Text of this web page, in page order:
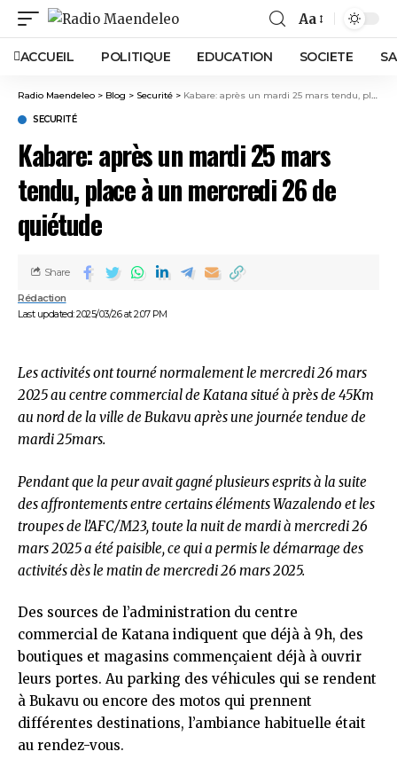
Aa
ACCUEIL POLITIQUE EDUCATION SOCIETE
Radio Maendeleo > Blog > Securité > Kabare: après un mardi 25 mars tendu, place à un mercredi 26 de quiétude
SECURITÉ
Kabare: après un mardi 25 mars
tendu, place à un mercredi 26 de
quiétude
Last updated: 2025/03/26 at 2:07 PM
Rédaction
Share
Les activités ont tourné normalement le mercredi 26 mars
2025 au centre commercial de Katana situé à près de 45Km
au nord de la ville de Bukavu après une journée tendue de
mardi 25mars.
Pendant que la peur avait gagné plusieurs esprits à la suite
des affrontements entre certains éléments Wazalendo et les
troupes de l’AFC/M23, toute la nuit de mardi à mercredi 26
mars 2025 a été paisible, ce qui a permis le démarrage des
activités dès le matin de mercredi 26 mars 2025.
Des sources de l’administration du centre
commercial de Katana indiquent que déjà à 9h, des
boutiques et magasins commençaient déjà à ouvrir
leurs portes. Au parking des véhicules qui se rendent
à Bukavu ou encore des motos qui prennent
différentes destinations, l’ambiance habituelle était
au rendez-vous.